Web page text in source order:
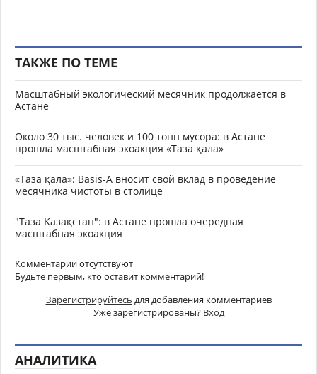
ТАКЖЕ ПО ТЕМЕ
Масштабный экологический месячник продолжается в
Астане
Около 30 тыс. человек и 100 тонн мусора: в Астане
прошла масштабная экоакция «Таза қала»
«Таза қала»: Basis-A вносит свой вклад в проведение
месячника чистоты в столице
"Таза Қазақстан": в Астане прошла очередная
масштабная экоакция
Комментарии отсутствуют
Будьте первым, кто оставит комментарий!
Зарегистрируйтесь для добавления комментариев
Уже зарегистрированы? Вход
АНАЛИТИКА